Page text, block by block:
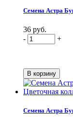
Семена Астра
36 руб.
-
+
Семена Астра